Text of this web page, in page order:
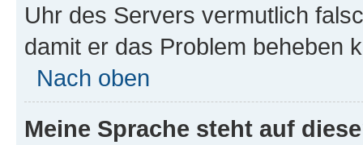
Uhr des Servers vermutlich
damit er das Problem beheben
Nach oben
Meine Sprache steht auf